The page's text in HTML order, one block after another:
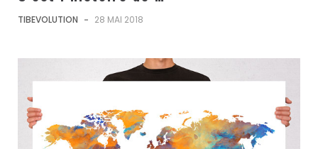
TIBEVOLUTION - 28 MAI 2018